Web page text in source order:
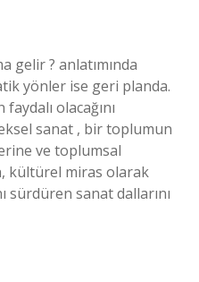
gelir ? anlatımında
yönler ise geri planda.
olacağını
sanat , bir toplumun
ve toplumsal
kültürel miras olarak
sürdüren sanat dallarını